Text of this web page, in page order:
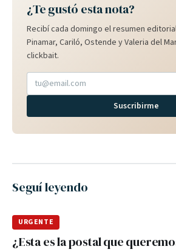
¿Te gustó esta nota?
Recibí cada domingo el resumen
Pinamar, Cariló, Ostende y Valeria del
clickbait.
Suscribirme
Seguí leyendo
URGENTE
¿Esta es la postal que